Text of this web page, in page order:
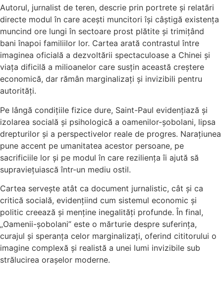
Autorul, jurnalist de teren, descrie prin portrete și relatări
directe modul în care acești muncitori își câștigă existența
muncind ore lungi în sectoare prost plătite și trimițând
bani înapoi familiilor lor. Cartea arată contrastul între
imaginea oficială a dezvoltării spectaculoase a Chinei și
viața dificilă a milioanelor care susțin această creștere
economică, dar rămân marginalizați și invizibili pentru
autorități.
Pe lângă condițiile fizice dure, Saint-Paul evidențiază și
izolarea socială și psihologică a oamenilor-șobolani, lipsa
drepturilor și a perspectivelor reale de progres. Narațiunea
pune accent pe umanitatea acestor persoane, pe
sacrificiile lor și pe modul în care reziliența îi ajută să
supraviețuiască într-un mediu ostil.
Cartea servește atât ca document jurnalistic, cât și ca
critică socială, evidențiind cum sistemul economic și
politic creează și menține inegalități profunde. În final,
„Oamenii-șobolani” este o mărturie despre suferința,
curajul și speranța celor marginalizați, oferind cititorului o
imagine complexă și realistă a unei lumi invizibile sub
strălucirea orașelor moderne.